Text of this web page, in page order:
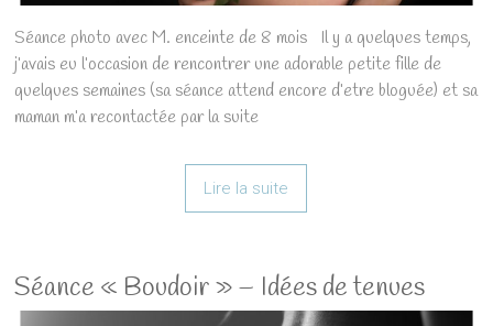
Séance photo avec M. enceinte de 8 mois Il y a quelques temps,
j’avais eu l’occasion de rencontrer une adorable petite fille de
quelques semaines (sa séance attend encore d’etre bloguée) et sa
maman m’a recontactée par la suite
Lire la suite
Séance « Boudoir » – Idées de tenues